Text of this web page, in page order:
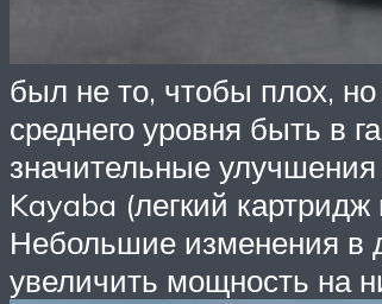
был не то, чтобы плох,
среднего уровня быть в
значительные
Kayaba (легкий
Небольшие изменения в
увеличить мощность на